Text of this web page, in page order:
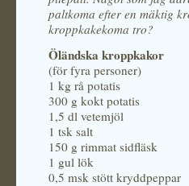
paltkoma efter en mäktig
kroppkakekoma tro?
Öländska kroppkakor
(för fyra personer)
1 kg rå potatis
300 g kokt potatis
1,5 dl vetemjöl
1 tsk salt
150 g rimmat sidfläsk
1 gul lök
0,5 msk stött kryddpeppar